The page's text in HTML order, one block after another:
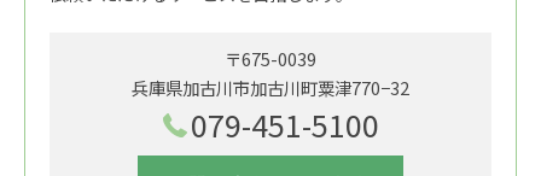
〒675-0039
兵庫県加古川市加古川町粟津770−32
079-451-5100